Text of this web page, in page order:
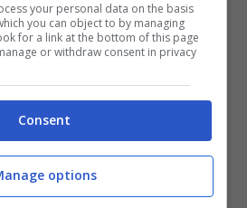
di stagione: caccia a chi ha
– ot11ot2.it
di salvare la moglie, ma non
questa situazione.
accadrà qualcosa di
dall’ospedale,
colpo di pistolae cadrà a
your personal data on the basis
you can object to by managing
for a link at the bottom of this page
or withdraw consent in privacy
Consent
options